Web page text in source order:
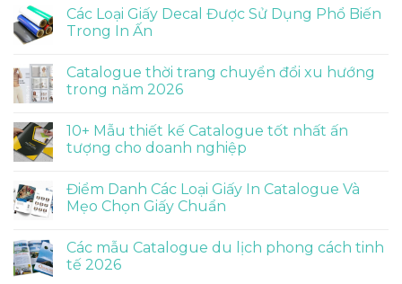
Các Loại Giấy Decal Được Sử Dụng Phổ Biến
Trong In Ấn
Catalogue thời trang chuyển đổi xu hướng
trong năm 2026
10+ Mẫu thiết kế Catalogue tốt nhất ấn
tượng cho doanh nghiệp
Điểm Danh Các Loại Giấy In Catalogue Và
Mẹo Chọn Giấy Chuẩn
Các mẫu Catalogue du lịch phong cách tinh
tế 2026